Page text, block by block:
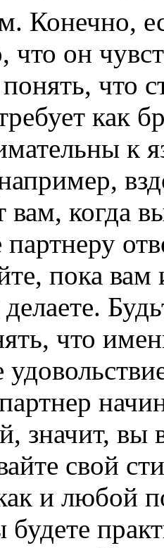
Конечно,
что он
что
как
к
вам, когда
партнеру
пока вам
что
значит, вы
свой
и любой